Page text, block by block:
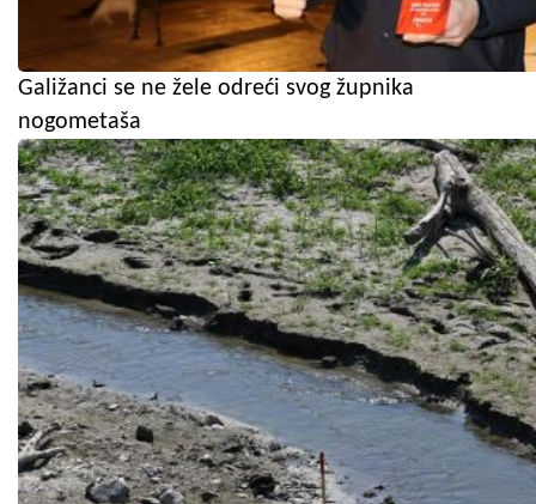
Galižanci se ne žele odreći svog župnika
nogometaša